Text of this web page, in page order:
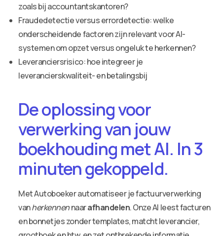
zoals bij accountantskantoren?
Fraudedetectie versus errordetectie: welke
onderscheidende factoren zijn relevant voor AI-
systemen om opzet versus ongeluk te herkennen?
Leveranciersrisico: hoe integreer je
leverancierskwaliteit- en betalingsbij
De oplossing voor
verwerking van jouw
boekhouding met AI. In 3
minuten gekoppeld.
Met Autoboeker automatiseer je factuurverwerking
vanherkennennaarafhandelen. Onze AI leest facturen
en bonnetjes zonder templates, matcht leverancier,